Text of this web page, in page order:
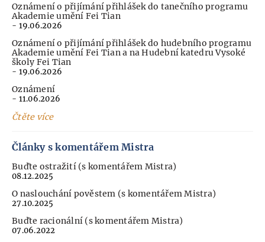
Oznámení o přijímání přihlášek do tanečního programu
Akademie umění Fei Tian
- 19.06.2026
Oznámení o přijímání přihlášek do hudebního programu
Akademie umění Fei Tian a na Hudební katedru Vysoké
školy Fei Tian
- 19.06.2026
Oznámení
- 11.06.2026
Čtěte více
Články s komentářem Mistra
Buďte ostražití (s komentářem Mistra)
08.12.2025
O naslouchání pověstem (s komentářem Mistra)
27.10.2025
Buďte racionální (s komentářem Mistra)
07.06.2022